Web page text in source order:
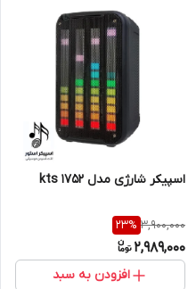
اسپیکر شارژی مدل 1752 kts
3,900,000
23%
2,989,000
افزودن به سبد